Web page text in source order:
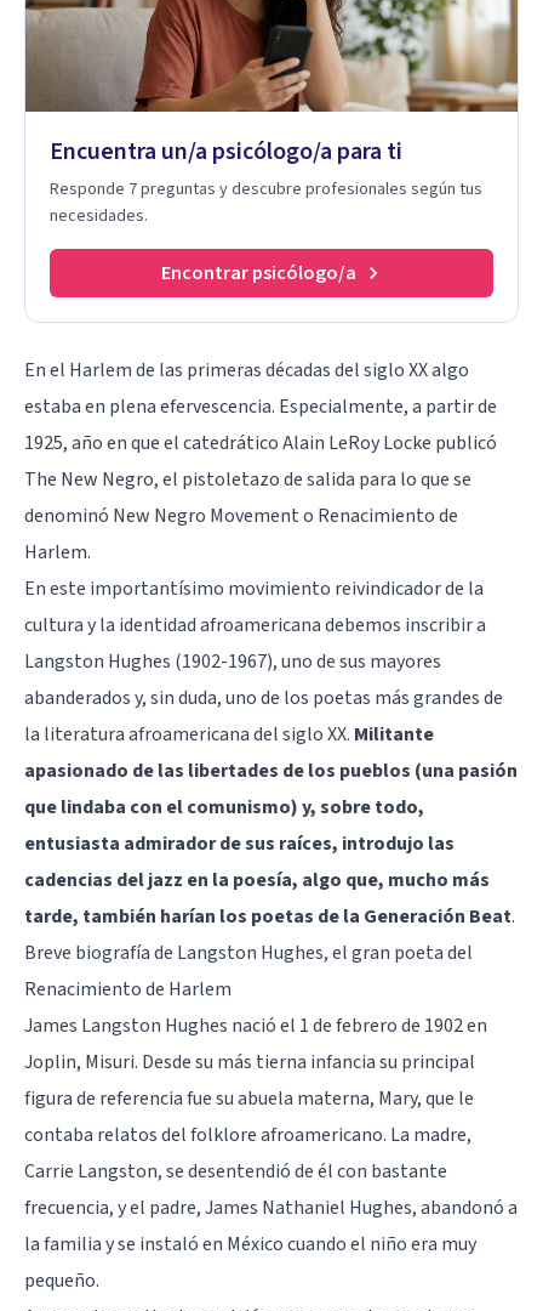
Encuentra un/a psicólogo/a para ti
Responde 7 preguntas y descubre profesionales según tus
necesidades.
Encontrar psicólogo/a
En el Harlem de las primeras décadas del siglo XX algo
estaba en plena efervescencia. Especialmente, a partir de
1925, año en que el catedrático Alain LeRoy Locke publicó
The New Negro, el pistoletazo de salida para lo que se
denominó New Negro Movement o Renacimiento de
Harlem.
En este importantísimo movimiento reivindicador de la
cultura y la identidad afroamericana debemos inscribir a
Langston Hughes (1902-1967), uno de sus mayores
abanderados y, sin duda, uno de los poetas más grandes de
la literatura afroamericana del siglo XX. Militante
apasionado de las libertades de los pueblos (una pasión
que lindaba con el comunismo) y, sobre todo,
entusiasta admirador de sus raíces, introdujo las
cadencias del jazz en la poesía, algo que, mucho más
tarde, también harían los poetas de la Generación Beat.
Breve biografía de Langston Hughes, el gran poeta del
Renacimiento de Harlem
James Langston Hughes nació el 1 de febrero de 1902 en
Joplin, Misuri. Desde su más tierna infancia su principal
figura de referencia fue su abuela materna, Mary, que le
contaba relatos del folklore afroamericano. La madre,
Carrie Langston, se desentendió de él con bastante
frecuencia, y el padre, James Nathaniel Hughes, abandonó a
la familia y se instaló en México cuando el niño era muy
pequeño.